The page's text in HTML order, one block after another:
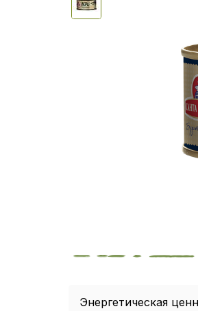
Энергетическая